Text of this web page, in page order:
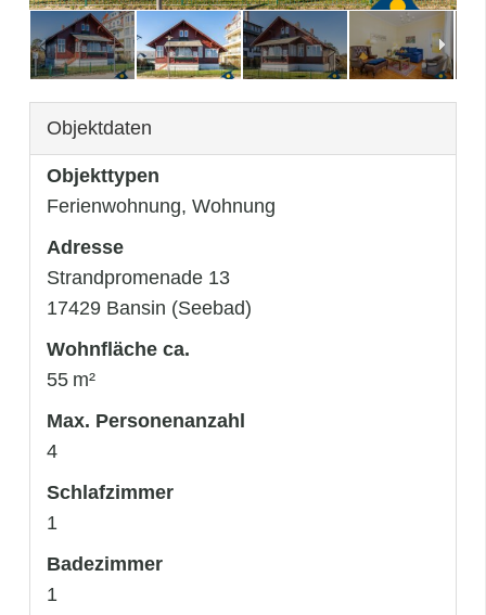
Objektdaten
Objekttypen
Ferienwohnung, Wohnung
Adresse
Strandpromenade 13
17429 Bansin (Seebad)
Wohnfläche ca.
55 m²
Max. Personenanzahl
4
Schlafzimmer
1
Badezimmer
1